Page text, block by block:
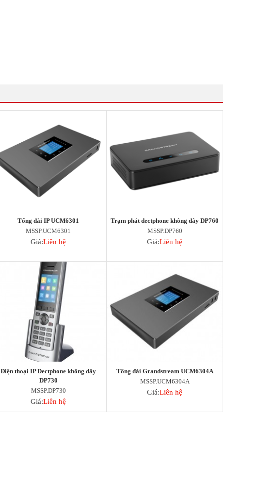
Tổng đài IP UCM6301
MSSP.UCM6301
Giá:Liên hệ
Trạm phát dectphone không dây DP760
MSSP.DP760
Giá:Liên hệ
Điện thoại IP Dectphone không dây
DP730
MSSP.DP730
Giá:Liên hệ
Tổng đài Grandstream UCM6304A
MSSP.UCM6304A
Giá:Liên hệ